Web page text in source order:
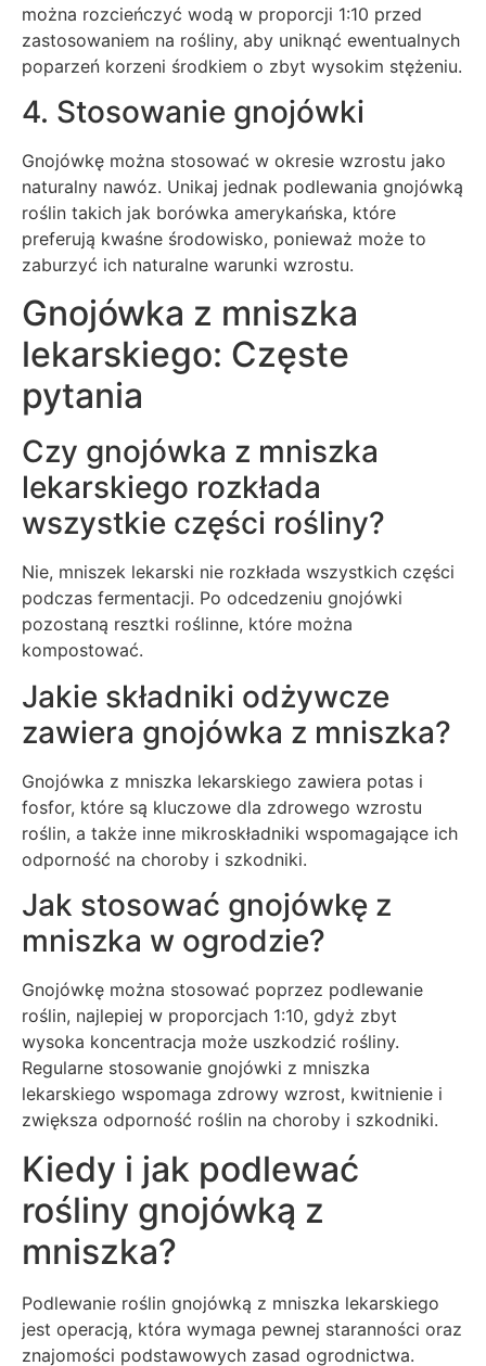
można rozcieńczyć wodą w proporcji 1:10 przed
zastosowaniem na rośliny, aby uniknąć ewentualnych
poparzeń korzeni środkiem o zbyt wysokim stężeniu.
4. Stosowanie gnojówki
Gnojówkę można stosować w okresie wzrostu jako
naturalny nawóz. Unikaj jednak podlewania gnojówką
roślin takich jak borówka amerykańska, które
preferują kwaśne środowisko, ponieważ może to
zaburzyć ich naturalne warunki wzrostu.
Gnojówka z mniszka
lekarskiego: Częste
pytania
Czy gnojówka z mniszka
lekarskiego rozkłada
wszystkie części rośliny?
Nie, mniszek lekarski nie rozkłada wszystkich części
podczas fermentacji. Po odcedzeniu gnojówki
pozostaną resztki roślinne, które można
kompostować.
Jakie składniki odżywcze
zawiera gnojówka z mniszka?
Gnojówka z mniszka lekarskiego zawiera potas i
fosfor, które są kluczowe dla zdrowego wzrostu
roślin, a także inne mikroskładniki wspomagające ich
odporność na choroby i szkodniki.
Jak stosować gnojówkę z
mniszka w ogrodzie?
Gnojówkę można stosować poprzez podlewanie
roślin, najlepiej w proporcjach 1:10, gdyż zbyt
wysoka koncentracja może uszkodzić rośliny.
Regularne stosowanie gnojówki z mniszka
lekarskiego wspomaga zdrowy wzrost, kwitnienie i
zwiększa odporność roślin na choroby i szkodniki.
Kiedy i jak podlewać
rośliny gnojówką z
mniszka?
Podlewanie roślin gnojówką z mniszka lekarskiego
jest operacją, która wymaga pewnej staranności oraz
znajomości podstawowych zasad ogrodnictwa.